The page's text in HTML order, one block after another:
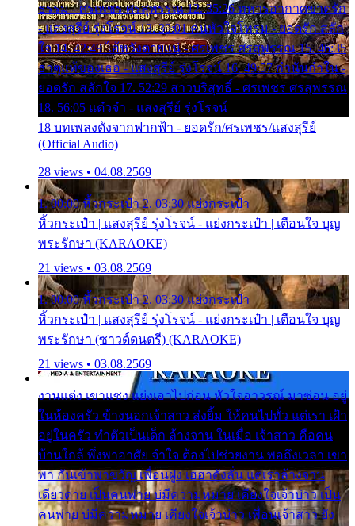
ธรรม - ศรเพชร ศรสุพรรณ 12. 35:26 ทหารอากาศขาดรัก
- แสงสุรีย์ รุ่งโรจน์ 13. 39:01 คนหัวใจโทรม - ยอดรัก สลัก
ใจ 14. 42:49 ไอ้หวังตายแน่ - ศรเพชร ศรสุพรรณ 15. 46:35
ธาตุแท้ของเธอ - แสงสุรีย์ รุ่งโรจน์ 16. 49:57 กำนันกำใน -
ยอดรัก สลักใจ 17. 52:29 สาวบริสุทธิ์ - ศรเพชร ศรสุพรรณ
18. 56:05 แต๋วจ๋า - แสงสุรีย์ รุ่งโรจน์
18 บทเพลงดังจากฟากฟ้า - ยอดรัก/ศรเพชร/แสงสุรีย์
(Official Audio)
28 views • 04.08.2569
1. 00:00 หิ้วกระเป๋า 2. 03:30 แย่งกระเป๋า
หิ้วกระเป๋า | แสงสุรีย์ รุ่งโรจน์ - แย่งกระเป๋า | เตือนใจ บุญ
พระรักษา (KARAOKE)
21 views • 03.08.2569
1. 00:00 หิ้วกระเป๋า 2. 03:30 แย่งกระเป๋า
หิ้วกระเป๋า | แสงสุรีย์ รุ่งโรจน์ - แย่งกระเป๋า | เตือนใจ บุญ
พระรักษา (ซาวด์ดนตรี) (KARAOKE)
21 views • 03.08.2569
งานแต่ง เขาแซง แย่งเอาไปก่อน หัวใจอาวรณ์ มาซ่อน อยู่
ในห้องครัว ข้างนอกเจ้าสาว ส่งยิ้ม ให้คนไปทั่ว แต่เรา เฝ้า
อยู่ในครัว ทำตัวเป็นเด็ก ล้างจาน ในเมื่อ เจ้าสาว คือคน
บ้านใกล้ พึ่งพาอาศัย จำใจ ต้องไปช่วยงาน พอถึงเวลา เขา
พา กันเข้าพาขวัญ เพื่อนฝูง เฮฮาดังลั่น แต่เราล้างจาน
เดียวดาย เป็นคนพ่าย บ่มีความหมาย เคียงใจเจ้าบ่าว เป็น
คนพ่าย บ่มีความหมาย เคียงใจเจ้าบ่าว เพื่อนเจ้าสาว ยัง